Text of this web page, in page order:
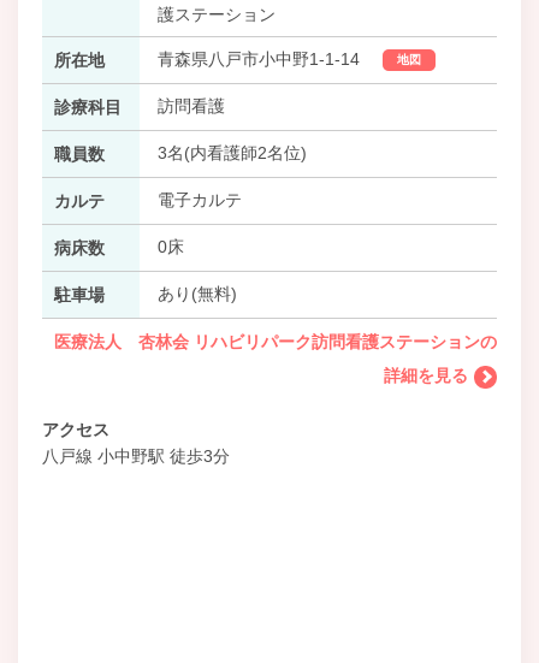
護ステーション
所在地 青森県八戸市小中野1-1-14 地図
診療科目 訪問看護
職員数 3名(内看護師2名位)
カルテ 電子カルテ
病床数 0床
駐車場 あり(無料)
医療法人 杏林会 リハビリパーク訪問看護ステーションの
詳細を見る
アクセス
八戸線 小中野駅 徒歩3分